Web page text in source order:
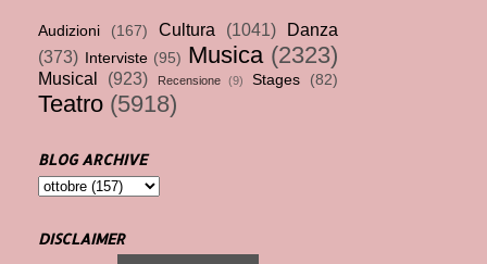
Audizioni (167) Cultura (1041)
Danza
(373)
Interviste (95) Musica (2323)
Musical (923) Recensione (9) Stages (82)
Teatro (5918)
BLOG ARCHIVE
DISCLAIMER